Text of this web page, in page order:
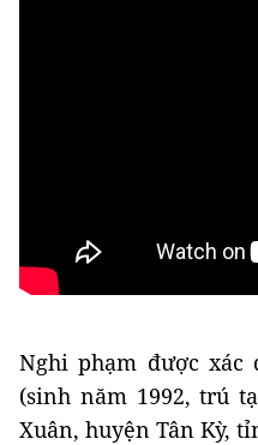
Nghi phạm được xác
(sinh năm 1992, trú
Xuân, huyện Tân Kỳ,